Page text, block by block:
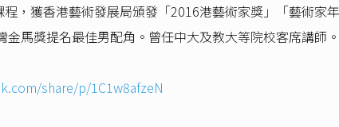
，獲香港藝術發展局頒發「2016港藝術家獎」「藝術家
馬獎提名最佳男配角。曾任中大及教大等院校客席講師。
share/p/1C1w8afzeN